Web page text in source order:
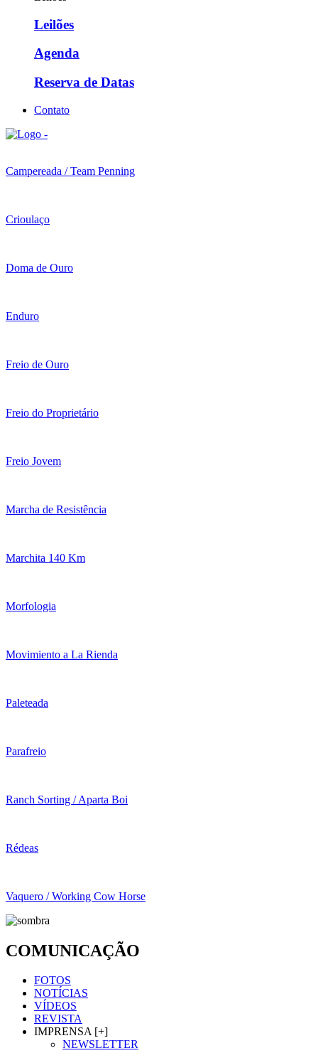
Leilões
Agenda
Reserva de Datas
Contato
Campereada / Team Penning
Crioulaço
Doma de Ouro
Enduro
Freio de Ouro
Freio do Proprietário
Freio Jovem
Marcha de Resistência
Marchita 140 Km
Morfologia
Movimiento a La Rienda
Paleteada
Parafreio
Ranch Sorting / Aparta Boi
Rédeas
Vaquero / Working Cow Horse
COMUNICAÇÃO
FOTOS
NOTÍCIAS
VÍDEOS
REVISTA
IMPRENSA [+]
NEWSLETTER